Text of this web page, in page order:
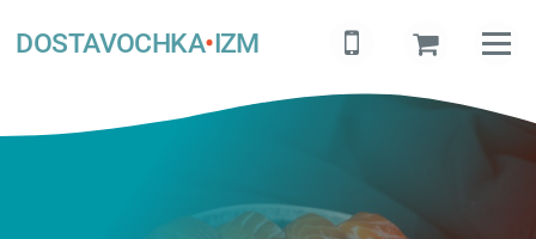
DOSTAVOCHKA•IZM